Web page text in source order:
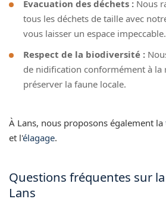
Évacuation des déchets : Nous
tous les déchets de taille avec
vous laisser un espace impeccable.
Respect de la biodiversité :
de nidification conformément à
préserver la faune locale.
À Lans, nous proposons également la
et l'élagage.
Questions fréquentes sur
Lans